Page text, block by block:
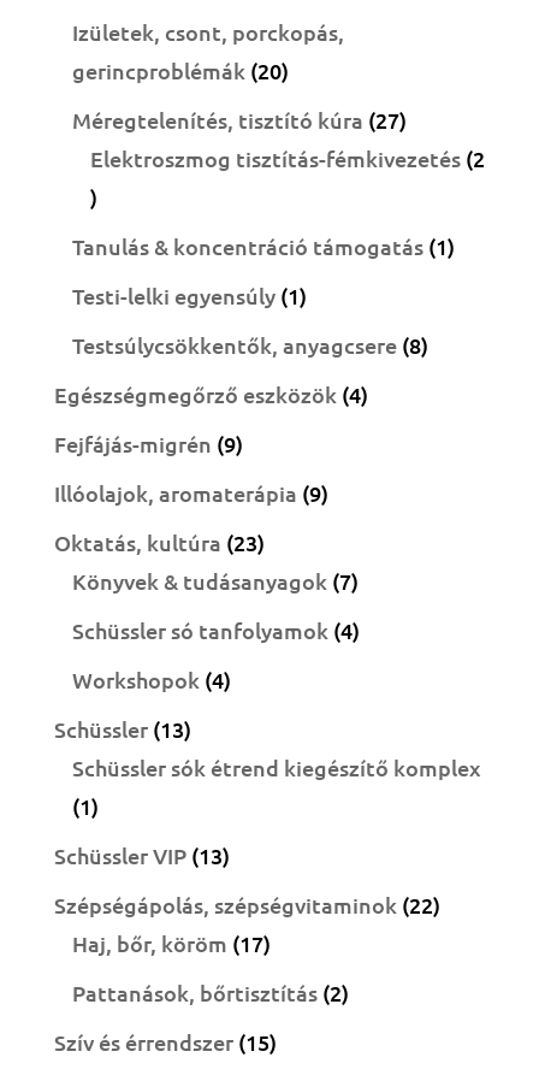
Izületek, csont, porckopás,
gerincproblémák 2020
termék
Méregtelenítés, tisztító kúra 2727
termék
Elektroszmog tisztítás-fémkivezetés 2
2
termék
Tanulás & koncentráció támogatás 11
Testi-lelki egyensúly 11
Testsúlycsökkentők, anyagcsere 88
Egészségmegőrző eszközök 44
Fejfájás-migrén 99
termék
Illóolajok, aromaterápia 99
Oktatás, kultúra 2323
termék
Könyvek & tudásanyagok 77
termék
Schüssler só tanfolyamok 44
Workshopok 44
Schüssler 1313
termék
Schüssler sók étrend kiegészítő komplex
11
termék
Schüssler VIP 1313
termék
Szépségápolás, szépségvitaminok 2222
Haj, bőr, köröm 1717
termék
Pattanások, bőrtisztítás 22
Szív és érrendszer 1515